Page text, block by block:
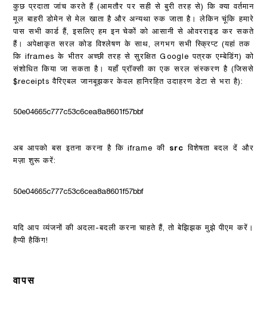
कुछ प्रदाता जांच करते हैं (आमतौर पर सही से बुरी तरह से) कि क्या वर्तमान
मूल बाहरी डोमेन से मेल खाता है और अन्यथा रुक जाता है। लेकिन चूंकि हमारे
पास सभी कार्ड हैं, इसलिए हम इन चेकों को आसानी से ओवरराइड कर सकते
हैं। अपेक्षाकृत सरल कोड विश्लेषण के साथ, लगभग सभी स्क्रिप्ट (यहां तक ​​
कि iframes के भीतर अच्छी तरह से सुरक्षित Google पत्रक एम्बेडिंग) को
संशोधित किया जा सकता है। यहाँ प्रॉक्सी का एक सरल संस्करण है (जिससे
$receipts वैरिएबल जानबूझकर केवल हानिरहित उदाहरण डेटा से भरा है):
50e04665c777c53c6cea8a8601f57bbf
अब आपको बस इतना करना है कि iframe की src विशेषता बदल दें और
मज़ा शुरू करें:
50e04665c777c53c6cea8a8601f57bbf
यदि आप व्यंजनों की अदला-बदली करना चाहते हैं, तो बेझिझक मुझे पीएम करें।
हैप्पी हैकिंग!
वापस